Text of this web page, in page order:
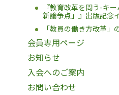
『教育改革を問う-キ
新論争点」』出版記念
「教員の働き方改革」
会員専用ページ
お知らせ
入会へのご案内
お問い合わせ